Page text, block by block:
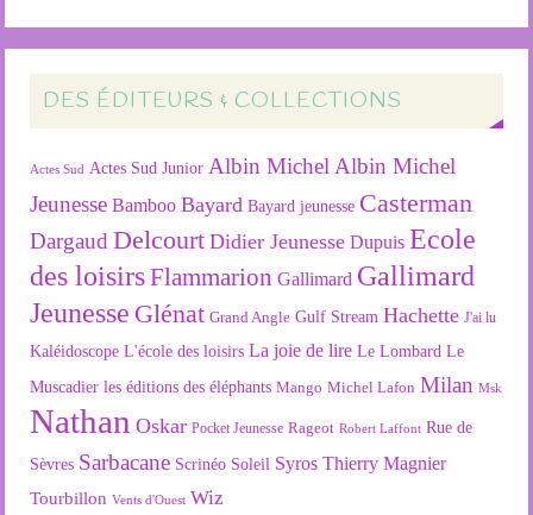
DES ÉDITEURS & COLLECTIONS
Actes Sud Actes Sud Junior Albin Michel Albin Michel
Jeunesse Bamboo Bayard Bayard jeunesse Casterman
Dargaud Delcourt Didier Jeunesse Dupuis Ecole
des loisirsFlammarion Gallimard Gallimard
Jeunesse Glénat Grand Angle Gulf Stream Hachette J'ai lu
Kaléidoscope L'école des loisirs La joie de lire Le Lombard Le
Muscadier les éditions des éléphants Mango Michel Lafon Milan Msk
Nathan Oskar Pocket Jeunesse Rageot Robert Laffont Rue de
Sèvres Sarbacane Scrinéo Soleil Syros Thierry Magnier
Tourbillon Vents d'Ouest Wiz